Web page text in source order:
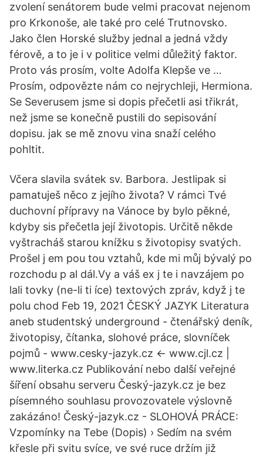
zvolení senátorem bude velmi pracovat nejenom
pro Krkonoše, ale také pro celé Trutnovsko.
Jako člen Horské služby jednal a jedná vždy
férově, a to je i v politice velmi důležitý faktor.
Proto vás prosím, volte Adolfa Klepše ve …
Prosím, odpovězte nám co nejrychleji, Hermiona.
Se Severusem jsme si dopis přečetli asi třikrát,
než jsme se konečně pustili do sepisování
dopisu. jak se mě znovu vina snaží celého
pohltit.
Včera slavila svátek sv. Barbora. Jestlipak si
pamatuješ něco z jejího života? V rámci Tvé
duchovní přípravy na Vánoce by bylo pěkné,
kdyby sis přečetla její životopis. Určitě někde
vyštracháš starou knížku s životopisy svatých.
Prošel j em pou tou vztahů, kde mi můj bývalý po
rozchodu p al dál.Vy a váš ex j te i navzájem po
lali tovky (ne-li ti íce) textových zpráv, když j te
polu chod Feb 19, 2021 ČESKÝ JAZYK Literatura
aneb studentský underground - čtenářský deník,
životopisy, čítanka, slohové práce, slovníček
pojmů - www.cesky-jazyk.cz ← www.cjl.cz |
www.literka.cz Publikování nebo další veřejné
šíření obsahu serveru Český-jazyk.cz je bez
písemného souhlasu provozovatele výslovně
zakázáno! Český-jazyk.cz - SLOHOVÁ PRÁCE:
Vzpomínky na Tebe (Dopis) › Sedím na svém
křesle při svitu svíce, ve své ruce držím již